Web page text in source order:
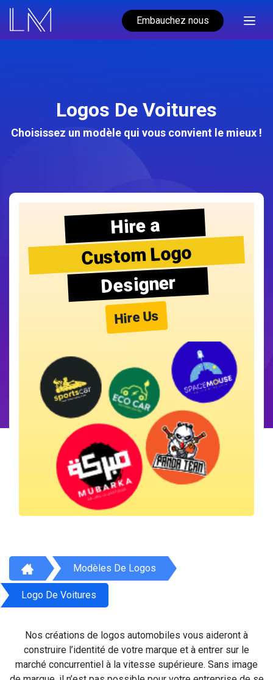
Embauchez nous
Logos De Voitures
Choisissez un modèle qui vous convient le mieux !
Hire a
Custom Logo
Designer
Hire Us
Modèles De Logos
Logo De Voitures
Nos créations de logos automobiles vous aideront à
construire l’identité de votre marque et à entrer sur le
marché concurrentiel à la vitesse supérieure. Sans image